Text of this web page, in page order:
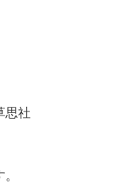
思社